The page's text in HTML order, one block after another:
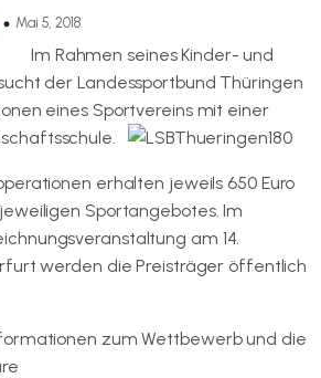
Mai 5, 2018
Im Rahmen seines Kinder- und
der Landessportbund Thüringen
eines Sportvereins mit einer
erhalten jeweils 650 Euro
Sportangebotes. Im
am 14.
werden die Preisträger öffentlich
zum Wettbewerb und die